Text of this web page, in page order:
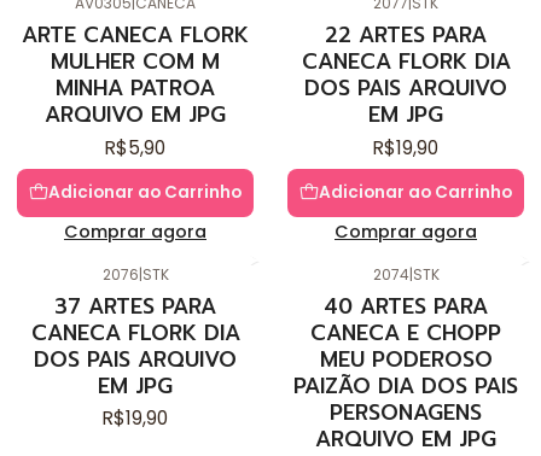
ARTE CANECA FLORK
MULHER COM M
MINHA PATROA
ARQUIVO EM JPG
R$5,90
Adicionar ao Carrinho
Comprar agora
22 ARTES PARA
CANECA FLORK DIA
DOS PAIS ARQUIVO
EM JPG
R$19,90
Adicionar ao Carrinho
Comprar agora
2076|STK
37 ARTES PARA
CANECA FLORK DIA
DOS PAIS ARQUIVO
EM JPG
R$19,90
2074|STK
40 ARTES PARA
CANECA E CHOPP
MEU PODEROSO
PAIZÃO DIA DOS PAIS
PERSONAGENS
ARQUIVO EM JPG